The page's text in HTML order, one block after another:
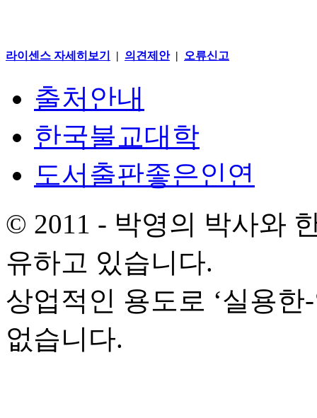
라이센스 자세히보기 | 의견제안| 오류신고
출처안내
한국불교대학
도서출판좋은인연
© 2011 - 박영의 박사와
유하고 있습니다.
상업적인 용도로 ‘실용
없습니다.